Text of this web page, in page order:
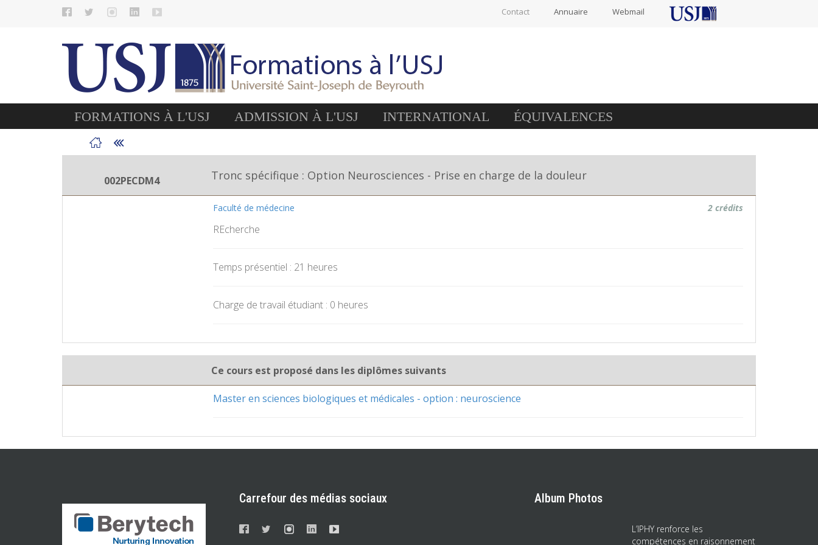
Contact Annuaire Webmail
FORMATIONS À L'USJ ADMISSION À L'USJ INTERNATIONAL ÉQUIVALENCES
002PECDM4 Tronc spécifique : Option Neurosciences - Prise en charge de la douleur
Faculté de médecine 2 crédits
REcherche
Temps présentiel : 21 heures
Charge de travail étudiant : 0 heures
Ce cours est proposé dans les diplômes suivants
Master en sciences biologiques et médicales - option : neuroscience
Carrefour des médias sociaux Album Photos
L’IPHY renforce les
compétences en raisonnement